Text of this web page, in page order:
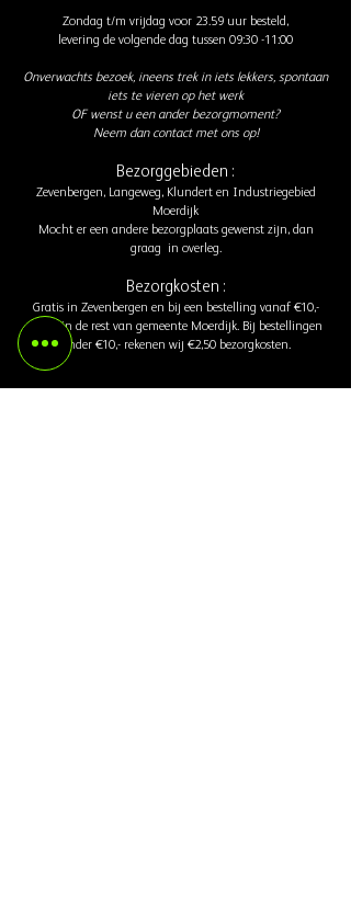
Zondag t/m vrijdag voor 23.59 uur besteld,
levering de volgende dag tussen 09:30 -11:00
Onverwachts bezoek, ineens trek in iets lekkers, spontaan
iets te vieren op het werk
OF wenst u een ander bezorgmoment?
Neem dan contact met ons op!
Bezorggebieden :
Zevenbergen, Langeweg, Klundert en Industriegebied
Moerdijk
Mocht er een andere bezorgplaats gewenst zijn, dan
graag in overleg.
Bezorgkosten :
Gratis in Zevenbergen en bij een bestelling vanaf €10,-
gratis in de rest van gemeente Moerdijk. Bij bestellingen
onder €10,- rekenen wij €2,50 bezorgkosten.